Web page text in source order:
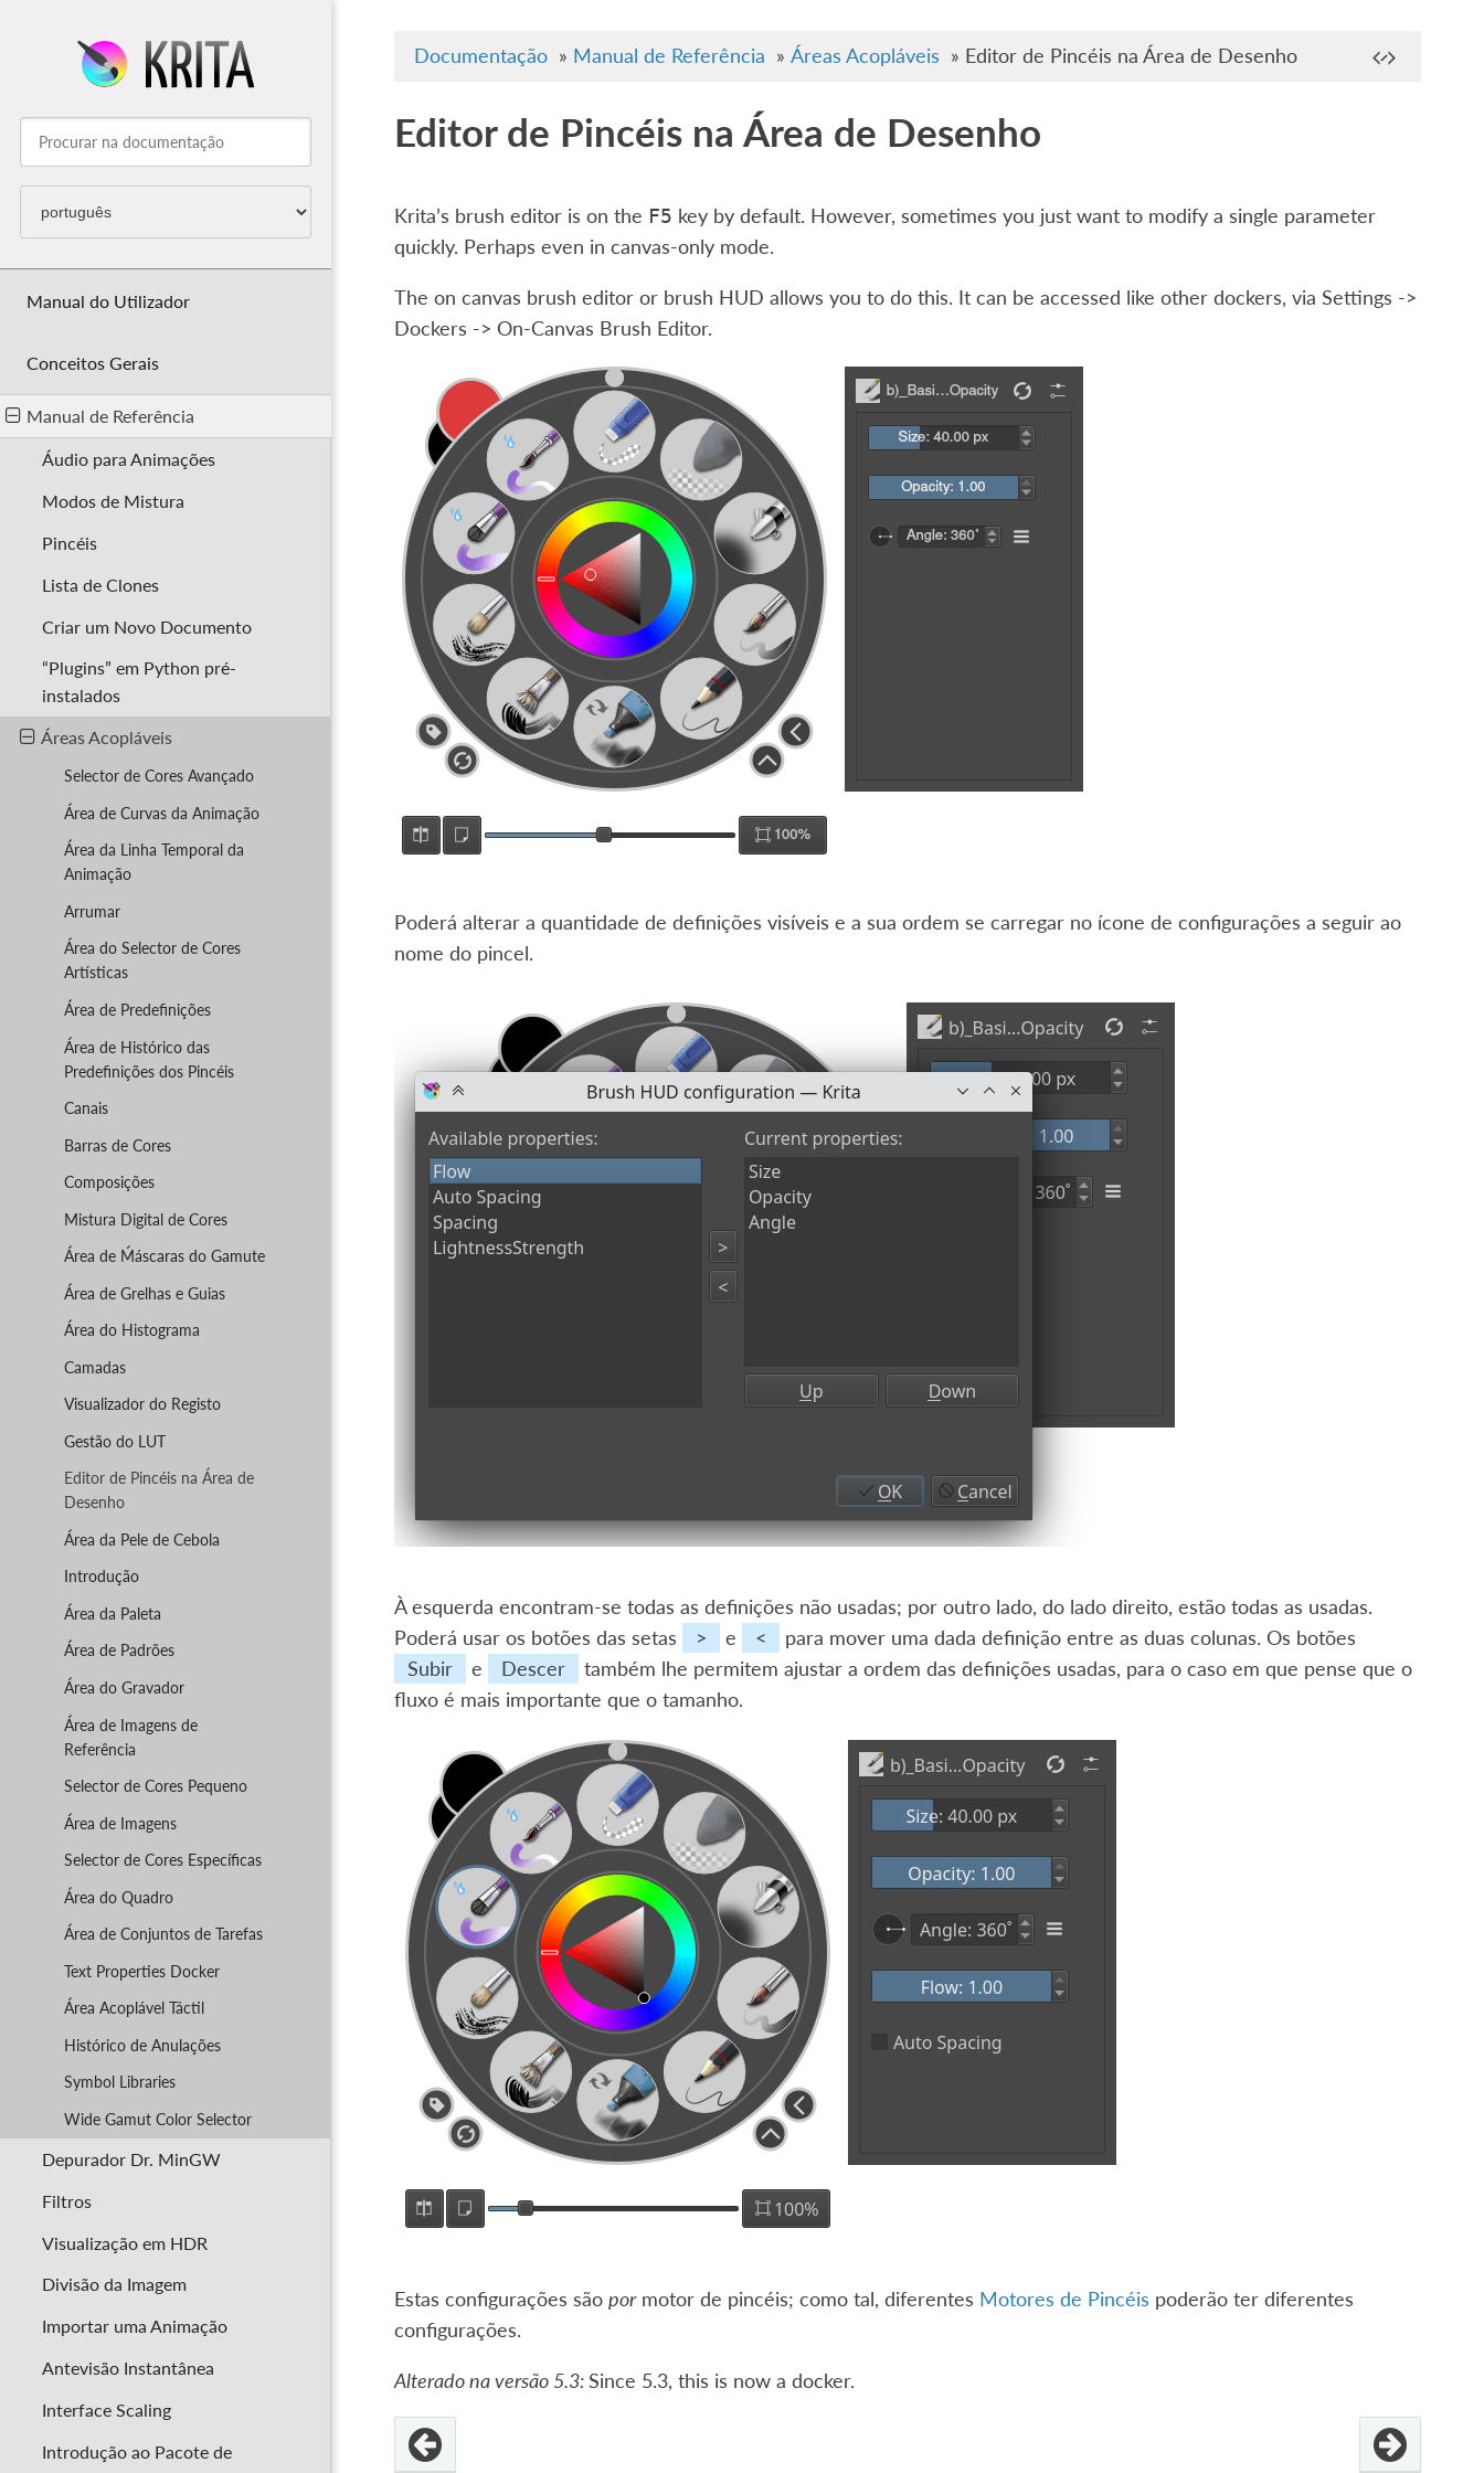
Manual do Utilizador
Conceitos Gerais
Manual de Referência
Áudio para Animações
Modos de Mistura
Pincéis
Lista de Clones
Criar um Novo Documento
“Plugins” em Python pré-
instalados
Áreas Acopláveis
Selector de Cores Avançado
Área de Curvas da Animação
Área da Linha Temporal da
Animação
Arrumar
Área do Selector de Cores
Artísticas
Área de Predefinições
Área de Histórico das
Predefinições dos Pincéis
Canais
Barras de Cores
Composições
Mistura Digital de Cores
Área de Ḿáscaras do Gamute
Área de Grelhas e Guias
Área do Histograma
Camadas
Visualizador do Registo
Gestão do LUT
Editor de Pincéis na Área de
Desenho
Área da Pele de Cebola
Introdução
Área da Paleta
Área de Padrões
Área do Gravador
Área de Imagens de
Referência
Selector de Cores Pequeno
Área de Imagens
Selector de Cores Específicas
Área do Quadro
Área de Conjuntos de Tarefas
Text Properties Docker
Área Acoplável Táctil
Histórico de Anulações
Symbol Libraries
Wide Gamut Color Selector
Depurador Dr. MinGW
Filtros
Visualização em HDR
Divisão da Imagem
Importar uma Animação
Antevisão Instantânea
Interface Scaling
Introdução ao Pacote de
Documentação » Manual de Referência » Áreas Acopláveis » Editor de Pincéis na Área de Desenho
Editor de Pincéis na Área de Desenho
Krita’s brush editor is on the F5 key by default. However, sometimes you just want to modify a single parameter
quickly. Perhaps even in canvas-only mode.
The on canvas brush editor or brush HUD allows you to do this. It can be accessed like other dockers, via Settings ->
Dockers -> On-Canvas Brush Editor.
Poderá alterar a quantidade de definições visíveis e a sua ordem se carregar no ícone de configurações a seguir ao
nome do pincel.
À esquerda encontram-se todas as definições não usadas; por outro lado, do lado direito, estão todas as usadas.
Poderá usar os botões das setas
> e <
para mover uma dada definição entre as duas colunas. Os botões
Subir
e Descer
também lhe permitem ajustar a ordem das definições usadas, para o caso em que pense que o
fluxo é mais importante que o tamanho.
Estas configurações são pormotor de pincéis; como tal, diferentes Motores de Pincéis poderão ter diferentes
configurações.
Alterado na versão 5.3:Since 5.3, this is now a docker.